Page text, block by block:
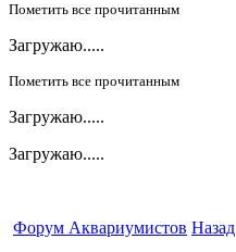
Пометить все прочитанным
Загружаю.....
Пометить все прочитанным
Загружаю.....
Загружаю.....
Форум Аквариумистов Назад